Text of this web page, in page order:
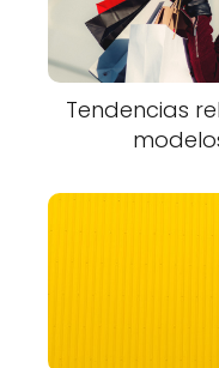
Tendencias